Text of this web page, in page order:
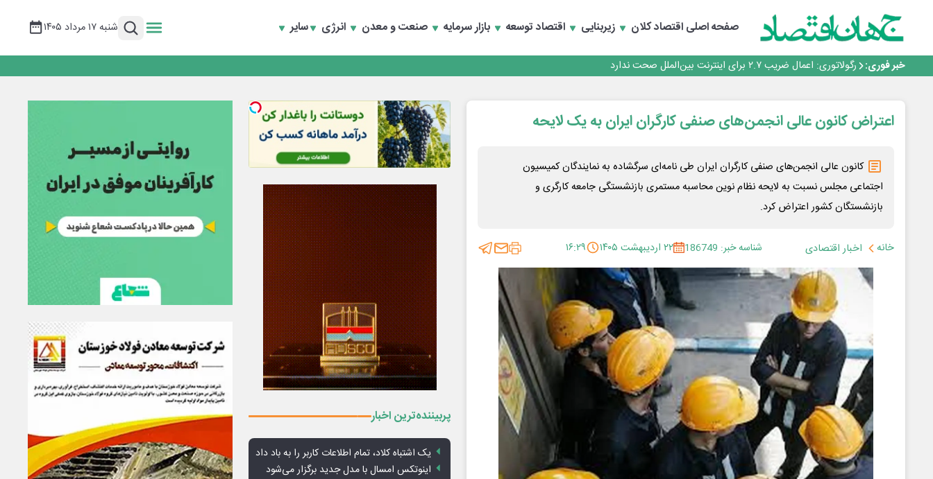
صفحه اصلیاقتصاد کلان زیربنایی اقتصاد توسعه بازار سرمایه صنعت و معدن انرژی سایر شنبه ۱۷ مرداد ۱۴۰۵
خبر فوری:
با تقاضای برق ناپایدار هوش مصنوعی خودزنی می‌کند
یک اشتباه کلاد، تمام اطلاعات کاربر را به باد داد
رگولاتوری: اعمال ضریب ۲.۷ برای اینترنت بین‌الملل صحت ندارد
راه‌آهن موظف به ارائه برنامه برای ارتقای امنیت سایبری شد
یک اشتباه کلاد، تمام اطلاعات کاربر را به باد داد
اینوتکس امسال با مدل جدید برگزار می‌شود
اعتراض کانون ‌عالی انجمن‌های صنفی کارگران ایران به یک لایحه
کانون ‌عالی انجمن‌های صنفی کارگران ایران طی نامه‌ای سرگشاده به نمایندگان کمیسیون
اجتماعی مجلس نسبت به لایحه نظام نوین محاسبه مستمری بازنشستگی جامعه کارگری و
بازنشستگان کشور اعتراض کرد.
خانه اخبار اقتصادی شناسه خبر: 186749 ۲۲ اردیبهشت ۱۴۰۵ ۱۶:۲۹
پربیننده‌ترین اخبار
یک اشتباه کلاد، تمام اطلاعات کاربر را به باد داد
اینوتکس امسال با مدل جدید برگزار می‌شود